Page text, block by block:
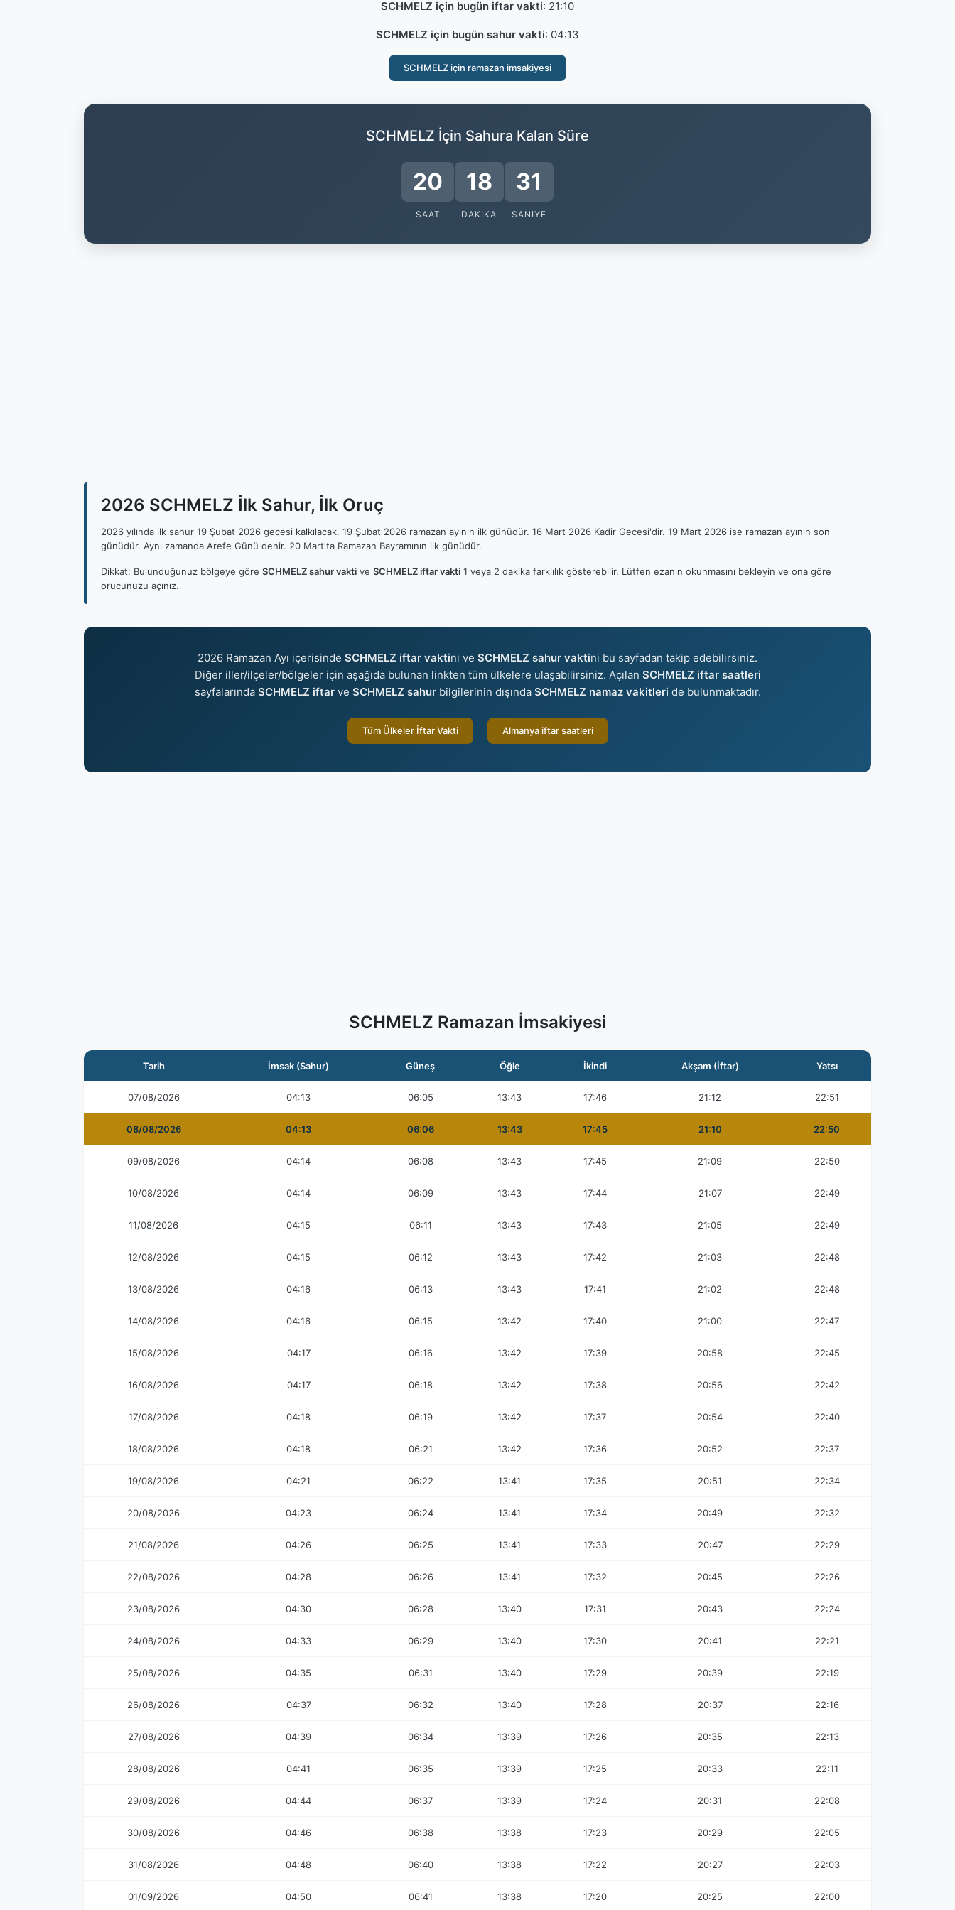
SCHMELZ için bugün iftar vakti: 21:10
SCHMELZ için bugün sahur vakti: 04:13
SCHMELZ için ramazan imsakiyesi
SCHMELZ İçin Sahura Kalan Süre
20
SAAT
18
DAKIKA
30
SANIYE
2026 SCHMELZ İlk Sahur, İlk Oruç
2026 yılında ilk sahur 19 Şubat 2026 gecesi kalkılacak. 19 Şubat 2026 ramazan ayının ilk günüdür. 16 Mart 2026 Kadir Gecesi'dir. 19 Mart 2026 ise ramazan ayının son
günüdür. Aynı zamanda Arefe Günü denir. 20 Mart'ta Ramazan Bayramının ilk günüdür.
Dikkat: Bulunduğunuz bölgeye göre SCHMELZ sahur vakti ve SCHMELZ iftar vakti 1 veya 2 dakika farklılık gösterebilir. Lütfen ezanın okunmasını bekleyin ve ona göre
orucunuzu açınız.
2026 Ramazan Ayı içerisinde SCHMELZ iftar vaktini ve SCHMELZ sahur vaktini bu sayfadan takip edebilirsiniz.
Diğer iller/ilçeler/bölgeler için aşağıda bulunan linkten tüm ülkelere ulaşabilirsiniz. Açılan SCHMELZ iftar saatleri
sayfalarında SCHMELZ iftarve SCHMELZ sahurbilgilerinin dışında SCHMELZ namaz vakitleri de bulunmaktadır.
Tüm Ülkeler İftar Vakti Almanya iftar saatleri
SCHMELZ Ramazan İmsakiyesi
Tarih İmsak (Sahur) Güneş Öğle İkindi Akşam (İftar) Yatsı
07/08/2026 04:13 06:05 13:43 17:46 21:12 22:51
08/08/2026 04:13 06:06 13:43 17:45 21:10 22:50
09/08/2026 04:14 06:08 13:43 17:45 21:09 22:50
10/08/2026 04:14 06:09 13:43 17:44 21:07 22:49
11/08/2026 04:15 06:11 13:43 17:43 21:05 22:49
12/08/2026 04:15 06:12 13:43 17:42 21:03 22:48
13/08/2026 04:16 06:13 13:43 17:41 21:02 22:48
14/08/2026 04:16 06:15 13:42 17:40 21:00 22:47
15/08/2026 04:17 06:16 13:42 17:39 20:58 22:45
16/08/2026 04:17 06:18 13:42 17:38 20:56 22:42
17/08/2026 04:18 06:19 13:42 17:37 20:54 22:40
18/08/2026 04:18 06:21 13:42 17:36 20:52 22:37
19/08/2026 04:21 06:22 13:41 17:35 20:51 22:34
20/08/2026 04:23 06:24 13:41 17:34 20:49 22:32
21/08/2026 04:26 06:25 13:41 17:33 20:47 22:29
22/08/2026 04:28 06:26 13:41 17:32 20:45 22:26
23/08/2026 04:30 06:28 13:40 17:31 20:43 22:24
24/08/2026 04:33 06:29 13:40 17:30 20:41 22:21
25/08/2026 04:35 06:31 13:40 17:29 20:39 22:19
26/08/2026 04:37 06:32 13:40 17:28 20:37 22:16
27/08/2026 04:39 06:34 13:39 17:26 20:35 22:13
28/08/2026 04:41 06:35 13:39 17:25 20:33 22:11
29/08/2026 04:44 06:37 13:39 17:24 20:31 22:08
30/08/2026 04:46 06:38 13:38 17:23 20:29 22:05
31/08/2026 04:48 06:40 13:38 17:22 20:27 22:03
01/09/2026 04:50 06:41 13:38 17:20 20:25 22:00